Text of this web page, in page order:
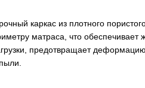
каркас из плотного
матраса, что обеспечивает
предотвращает